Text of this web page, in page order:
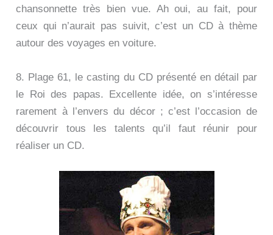
chansonnette très bien vue. Ah oui, au fait, pour
ceux qui n’aurait pas suivit, c’est un CD à thème
autour des voyages en voiture.
8. Plage 61, le casting du CD présenté en détail par
le Roi des papas. Excellente idée, on s’intéresse
rarement à l’envers du décor ; c’est l’occasion de
découvrir tous les talents qu’il faut réunir pour
réaliser un CD.